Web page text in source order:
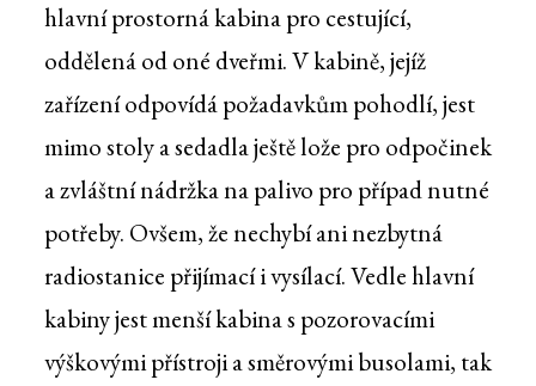
hlavní prostorná kabina pro cestující,
oddělená od oné dveřmi. V kabině, jejíž
zařízení odpovídá požadavkům pohodlí, jest
mimo stoly a sedadla ještě lože pro odpočinek
a zvláštní nádržka na palivo pro případ nutné
potřeby. Ovšem, že nechybí ani nezbytná
radiostanice přijímací i vysílací. Vedle hlavní
kabiny jest menší kabina s pozorovacími
výškovými přístroji a směrovými busolami, tak